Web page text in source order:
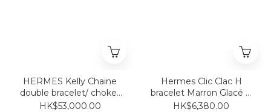
HERMES Kelly Chaine
double bracelet/ choker
玫瑰金
HK$53,000.00
Hermes Clic Clac H
bracelet Marron Glacé P
GM 奶茶拼銀
HK$6,380.00